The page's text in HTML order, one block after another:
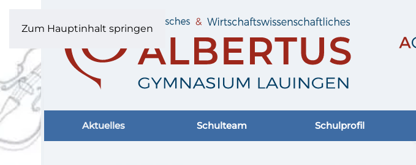
Zum Hauptinhalt springen
Aktuelles Schulteam Schulprofil